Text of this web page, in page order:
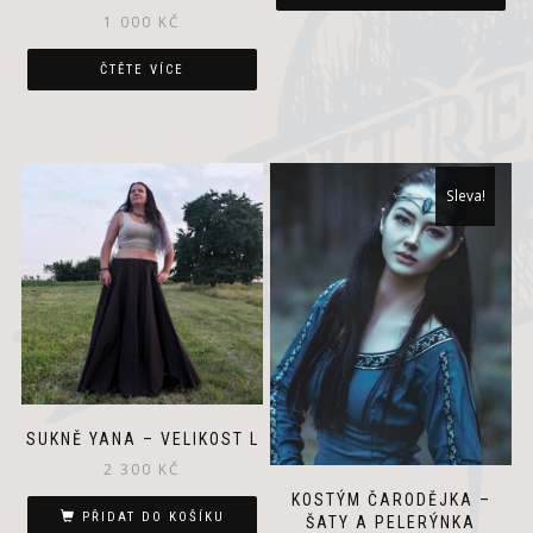
1 000 KČ
ČTĚTE VÍCE
1
900 Kč.
SUKNĚ YANA – VELIKOST L
2 300 KČ
PŘIDAT DO KOŠÍKU
KOSTÝM ČARODĚJKA –
ŠATY A PELERÝNKA
Sleva!